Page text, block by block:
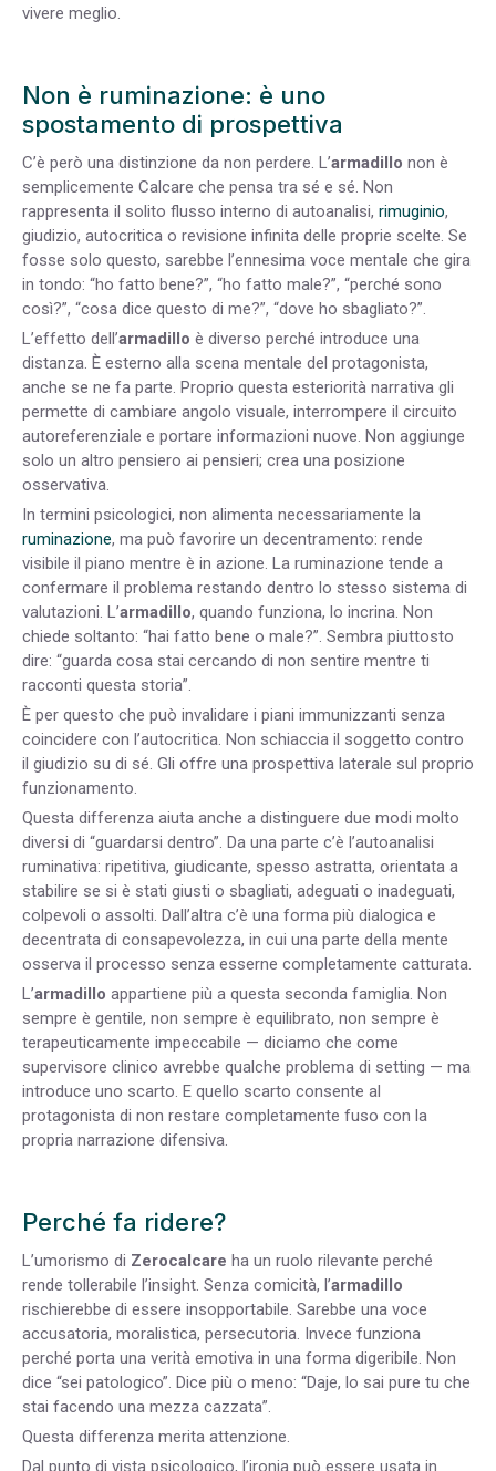
vivere meglio.
Non è ruminazione: è uno
spostamento di prospettiva
C’è però una distinzione da non perdere. L’armadillo non è
semplicemente Calcare che pensa tra sé e sé. Non
rappresenta il solito flusso interno di autoanalisi, rimuginio,
giudizio, autocritica o revisione infinita delle proprie scelte. Se
fosse solo questo, sarebbe l’ennesima voce mentale che gira
in tondo: “ho fatto bene?”, “ho fatto male?”, “perché sono
così?”, “cosa dice questo di me?”, “dove ho sbagliato?”.
L’effetto dell’armadillo è diverso perché introduce una
distanza. È esterno alla scena mentale del protagonista,
anche se ne fa parte. Proprio questa esteriorità narrativa gli
permette di cambiare angolo visuale, interrompere il circuito
autoreferenziale e portare informazioni nuove. Non aggiunge
solo un altro pensiero ai pensieri; crea una posizione
osservativa.
In termini psicologici, non alimenta necessariamente la
ruminazione, ma può favorire un decentramento: rende
visibile il piano mentre è in azione. La ruminazione tende a
confermare il problema restando dentro lo stesso sistema di
valutazioni. L’armadillo, quando funziona, lo incrina. Non
chiede soltanto: “hai fatto bene o male?”. Sembra piuttosto
dire: “guarda cosa stai cercando di non sentire mentre ti
racconti questa storia”.
È per questo che può invalidare i piani immunizzanti senza
coincidere con l’autocritica. Non schiaccia il soggetto contro
il giudizio su di sé. Gli offre una prospettiva laterale sul proprio
funzionamento.
Questa differenza aiuta anche a distinguere due modi molto
diversi di “guardarsi dentro”. Da una parte c’è l’autoanalisi
ruminativa: ripetitiva, giudicante, spesso astratta, orientata a
stabilire se si è stati giusti o sbagliati, adeguati o inadeguati,
colpevoli o assolti. Dall’altra c’è una forma più dialogica e
decentrata di consapevolezza, in cui una parte della mente
osserva il processo senza esserne completamente catturata.
L’armadillo appartiene più a questa seconda famiglia. Non
sempre è gentile, non sempre è equilibrato, non sempre è
terapeuticamente impeccabile — diciamo che come
supervisore clinico avrebbe qualche problema di setting — ma
introduce uno scarto. E quello scarto consente al
protagonista di non restare completamente fuso con la
propria narrazione difensiva.
Perché fa ridere?
L’umorismo di Zerocalcare ha un ruolo rilevante perché
rende tollerabile l’insight. Senza comicità, l’armadillo
rischierebbe di essere insopportabile. Sarebbe una voce
accusatoria, moralistica, persecutoria. Invece funziona
perché porta una verità emotiva in una forma digeribile. Non
dice “sei patologico”. Dice più o meno: “Daje, lo sai pure tu che
stai facendo una mezza cazzata”.
Questa differenza merita attenzione.
Dal punto di vista psicologico, l’ironia può essere usata in